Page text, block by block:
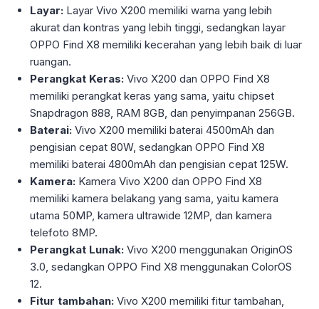
Layar: Layar Vivo X200 memiliki warna yang lebih
akurat dan kontras yang lebih tinggi, sedangkan layar
OPPO Find X8 memiliki kecerahan yang lebih baik di luar
ruangan.
Perangkat Keras: Vivo X200 dan OPPO Find X8
memiliki perangkat keras yang sama, yaitu chipset
Snapdragon 888, RAM 8GB, dan penyimpanan 256GB.
Baterai: Vivo X200 memiliki baterai 4500mAh dan
pengisian cepat 80W, sedangkan OPPO Find X8
memiliki baterai 4800mAh dan pengisian cepat 125W.
Kamera: Kamera Vivo X200 dan OPPO Find X8
memiliki kamera belakang yang sama, yaitu kamera
utama 50MP, kamera ultrawide 12MP, dan kamera
telefoto 8MP.
Perangkat Lunak: Vivo X200 menggunakan OriginOS
3.0, sedangkan OPPO Find X8 menggunakan ColorOS
12.
Fitur tambahan: Vivo X200 memiliki fitur tambahan,